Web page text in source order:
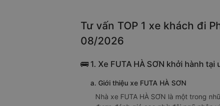
Tư vấn TOP 1 xe khách đi
08/2026
🚌 1. Xe FUTA HÀ SƠN khởi hành
a. Giới thiệu xe FUTA HÀ SƠN
Nhà xe FUTA HÀ SƠN là một trong